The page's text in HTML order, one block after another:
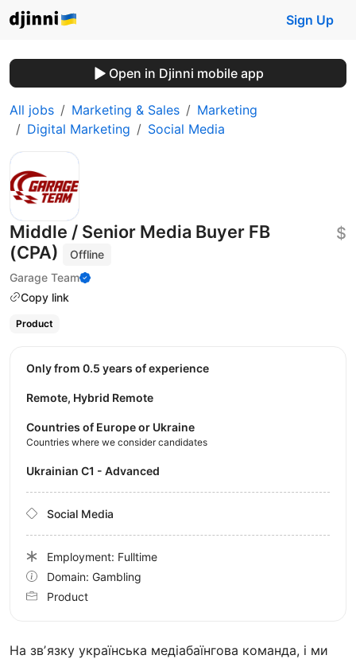
Sign Up
Open in Djinni mobile app
All jobs Marketing & Sales
Marketing
Digital Marketing
Social Media
Middle / Senior Media Buyer FB
(CPA)
Offline
Garage Team
Copy link
$
Product
На звʼязку українська медіабаїнгова команда, і ми
Only from 0.5 years of experience
Remote, Hybrid Remote
Countries of Europe or Ukraine
Countries where we consider candidates
Ukrainian C1 - Advanced
Social Media
Employment: Fulltime
Domain: Gambling
Product